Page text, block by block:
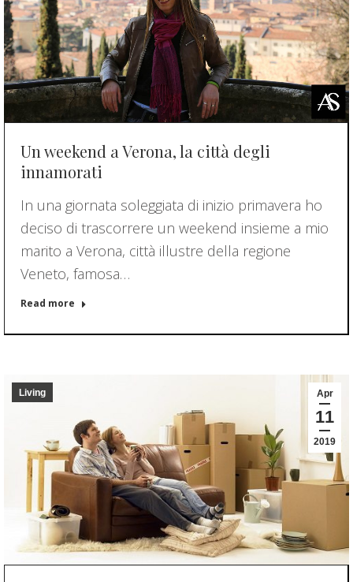
Un weekend a Verona, la città degli
innamorati
In una giornata soleggiata di inizio primavera ho
deciso di trascorrere un weekend insieme a mio
marito a Verona, città illustre della regione
Veneto, famosa…
Read more
Apr
11
2019
Living